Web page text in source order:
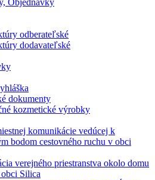
Objednávky
odberateľské
dodavateľské
dokumenty
kozmetické výrobky
komunikácie vedúcej k
bodom cestovného ruchu v obci
verejného priestranstva okolo domu
Silica